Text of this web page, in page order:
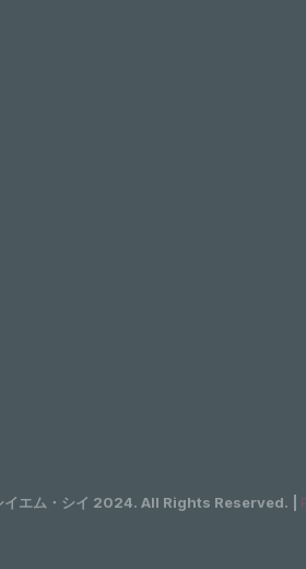
エム・シイ 2024. All Rights Reserved. |